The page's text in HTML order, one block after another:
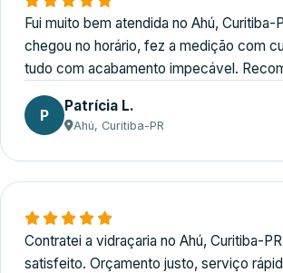
Fui muito bem atendida no Ahú, Curitiba-
chegou no horário, fez a medição com
tudo com acabamento impecável.
P Patrícia L.
Ahú, Curitiba-PR
Contratei a vidraçaria no Ahú, Curitiba-
satisfeito. Orçamento justo, serviço